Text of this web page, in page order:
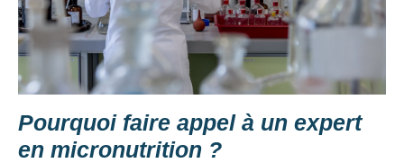
Pourquoi faire appel à un expert
en micronutrition ?